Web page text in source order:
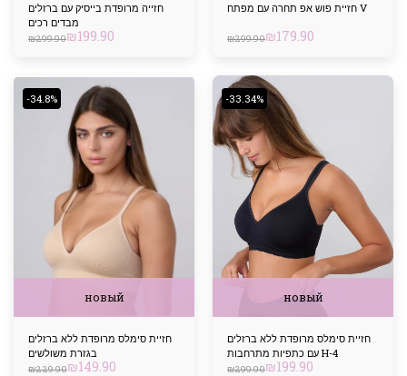
חזייה מרופדת בייסיק עם ברזלים
מבדים רכים
₪299.90₪199.90
חזיית פוש אפ תחרה עם מפתח V
₪299.90₪179.90
новый
-34.8%
חזיית סימלס מרופדת ללא ברזלים
בגזרת משולשים
₪229.90₪149.90
новый
-33.34%
חזיית סימלס מרופדת ללא ברזלים
עם כתפיות מתרחבות H-4
₪299.90₪199.90